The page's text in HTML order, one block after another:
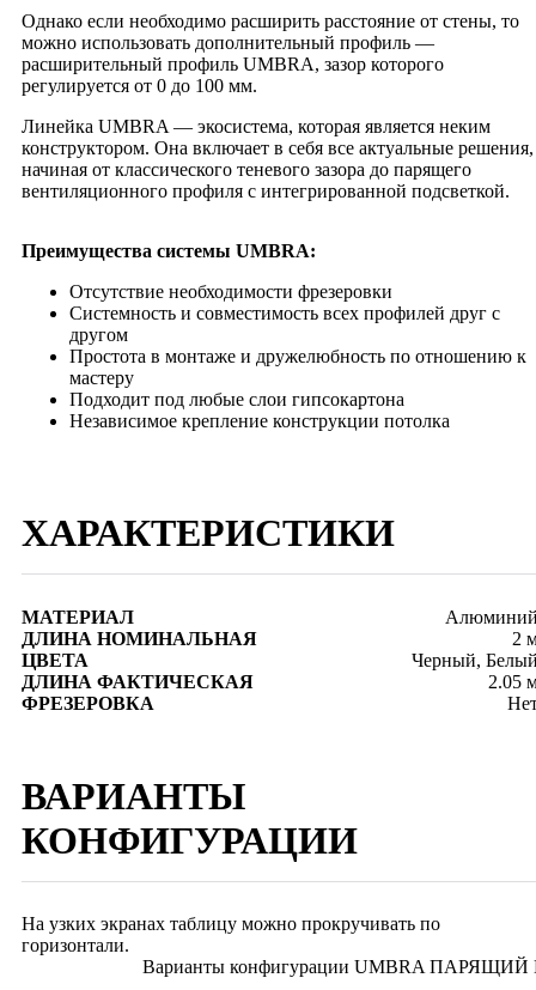
Однако если необходимо расширить расстояние от стены, то
можно использовать дополнительный профиль —
расширительный профиль UMBRA, зазор которого
регулируется от 0 до 100 мм.
Линейка UMBRA — экосистема, которая является неким
конструктором. Она включает в себя все актуальные решения,
начиная от классического теневого зазора до парящего
вентиляционного профиля с интегрированной подсветкой.
Преимущества системы UMBRA:
Отсутствие необходимости фрезеровки
Системность и совместимость всех профилей друг с
другом
Простота в монтаже и дружелюбность по отношению к
мастеру
Подходит под любые слои гипсокартона
Независимое крепление конструкции потолка
ХАРАКТЕРИСТИКИ
МАТЕРИАЛ
ДЛИНА НОМИНАЛЬНАЯ
2
ЦВЕТА
Черный,
ДЛИНА ФАКТИЧЕСКАЯ
2.05
ФРЕЗЕРОВКА
ВАРИАНТЫ
КОНФИГУРАЦИИ
На узких экранах таблицу можно прокручивать по
горизонтали.
Варианты конфигурации UMBRA